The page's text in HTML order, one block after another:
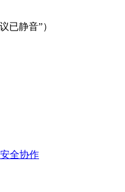
已静音”）
全协作